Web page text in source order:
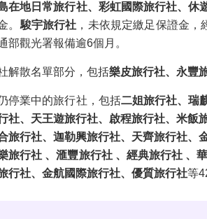
在地日常旅行社、彩虹國際旅行社、休
。 駿宇旅行社 ，未依規定繳足保證金
部觀光署報備逾6個月。
解散名單部分，包括樂皮旅行社、永豐
停業中的旅行社，包括二姐旅行社、瑞
社、天王遊旅行社、啟程旅行社、米飯
旅行社、迦勒興旅行社、天齊旅行社、
旅行社 、滙豐旅行社 、經典旅行社 、
行社、金航國際旅行社、優質旅行社等